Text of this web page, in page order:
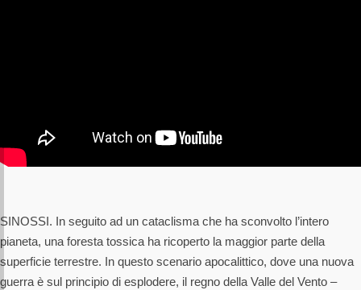
SINOSSI. In seguito ad un cataclisma che ha sconvolto l’intero
pianeta, una foresta tossica ha ricoperto la maggior parte della
superficie terrestre. In questo scenario apocalittico, dove una nuova
guerra è sul principio di esplodere, il regno della Valle del Vento –